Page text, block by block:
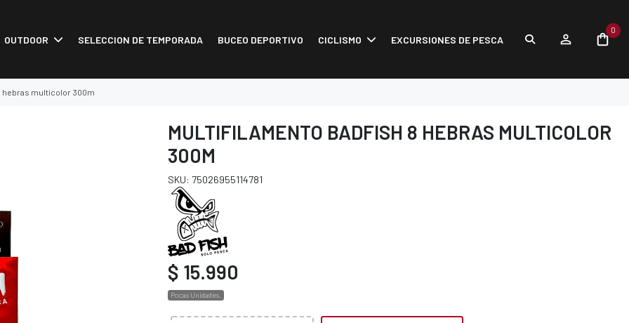
OUTDOOR SELECCION DE TEMPORADA BUCEO DEPORTIVO CICLISMO EXCURSIONES DE PESCA
0
hebras multicolor 300m
MULTIFILAMENTO BADFISH 8 HEBRAS MULTICOLOR
300M
SKU: 75026955114781
$ 15.990
Pocas Unidades.